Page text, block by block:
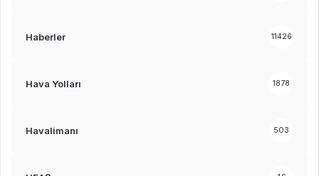
Haberler 11426
Hava Yolları 1878
Havalimanı 503